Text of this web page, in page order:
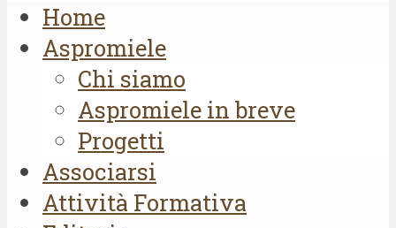
Home
Aspromiele
Chi siamo
Aspromiele in breve
Progetti
Associarsi
Attività Formativa